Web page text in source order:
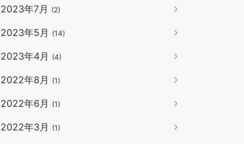
2023年7月 (2)
2023年5月 (14)
2023年4月 (4)
2022年8月 (1)
2022年6月 (1)
2022年3月 (1)